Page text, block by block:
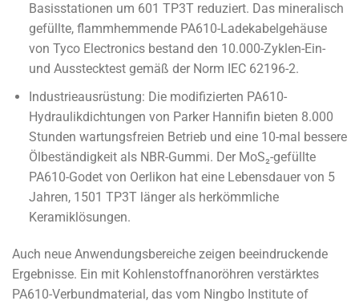
Basisstationen um 601 TP3T reduziert. Das mineralisch
gefüllte, flammhemmende PA610-Ladekabelgehäuse
von Tyco Electronics bestand den 10.000-Zyklen-Ein-
und Ausstecktest gemäß der Norm IEC 62196-2.
Industrieausrüstung: Die modifizierten PA610-
Hydraulikdichtungen von Parker Hannifin bieten 8.000
Stunden wartungsfreien Betrieb und eine 10-mal bessere
Ölbeständigkeit als NBR-Gummi. Der MoS₂-gefüllte
PA610-Godet von Oerlikon hat eine Lebensdauer von 5
Jahren, 1501 TP3T länger als herkömmliche
Keramiklösungen.
Auch neue Anwendungsbereiche zeigen beeindruckende
Ergebnisse. Ein mit Kohlenstoffnanoröhren verstärktes
PA610-Verbundmaterial, das vom Ningbo Institute of